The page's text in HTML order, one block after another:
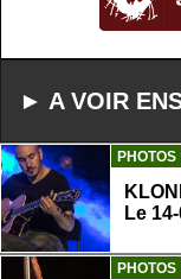
► A VOIR
PHOTOS
Le
PHOTOS